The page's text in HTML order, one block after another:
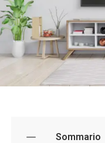
Sommario